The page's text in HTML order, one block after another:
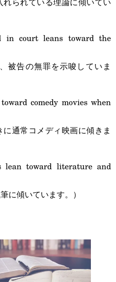
in court leans toward the
被告の無罪を示唆していま
comedy movies when
に通常コメディ映画に傾きま
lean toward literature and
に傾いています。）